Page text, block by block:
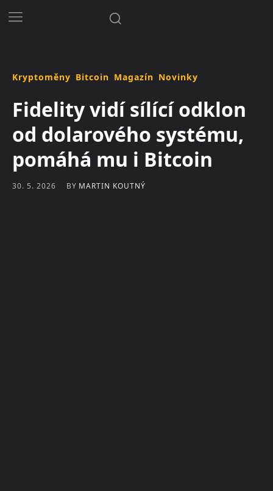
Kryptoměny Bitcoin Magazín Novinky
Fidelity vidí sílící odklon
od dolarového systému,
pomáhá mu i Bitcoin
30. 5. 2026 BY MARTIN KOUTNÝ